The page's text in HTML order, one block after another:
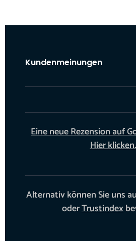
Kundenmeinungen
Eine neue Rezension auf
Hier klicken.
Alternativ können Sie uns
oderTrustindex